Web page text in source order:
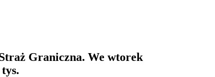
Graniczna. We wtorek